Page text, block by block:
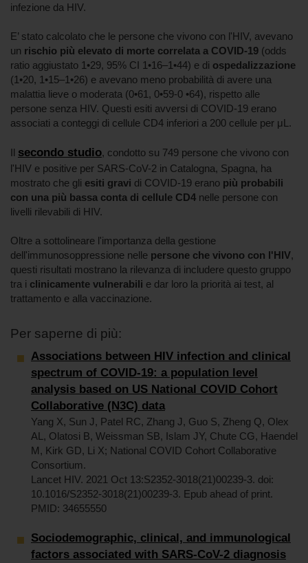
infezione da HIV.
E’ stato calcolato che le persone che vivono con l'HIV, avevano
un rischio più elevato di morte correlata a COVID-19 (odds
ratio aggiustato 1•29, 95% CI 1•16–1•44) e di ospedalizzazione
(1•20, 1•15–1•26) e avevano meno probabilità di avere una
malattia lieve o moderata (0•61, 0•59-0 •64), rispetto alle
persone senza HIV. Questi esiti avversi di COVID-19 erano
associati a conteggi di cellule CD4 inferiori a 200 cellule per μL.
Il secondo studio, condotto su 749 persone che vivono con
l'HIV e positive per SARS-CoV-2 in Catalogna, Spagna, ha
mostrato che gli esiti gravi di COVID-19 erano più probabili
con una più bassa conta di cellule CD4 nelle persone con
livelli rilevabili di HIV.
Oltre a sottolineare l'importanza della gestione
dell'immunosoppressione nelle persone che vivono con l'HIV,
questi risultati mostrano la rilevanza di includere questo gruppo
tra i clinicamente vulnerabili e dar loro la priorità ai test, al
trattamento e alla vaccinazione.
Per saperne di più:
Associations between HIV infection and clinical
spectrum of COVID-19: a population level
analysis based on US National COVID Cohort
Collaborative (N3C) data
Yang X, Sun J, Patel RC, Zhang J, Guo S, Zheng Q, Olex
AL, Olatosi B, Weissman SB, Islam JY, Chute CG, Haendel
M, Kirk GD, Li X; National COVID Cohort Collaborative
Consortium.
Lancet HIV. 2021 Oct 13:S2352-3018(21)00239-3. doi:
10.1016/S2352-3018(21)00239-3. Epub ahead of print.
PMID: 34655550
Sociodemographic, clinical, and immunological
factors associated with SARS-CoV-2 diagnosis